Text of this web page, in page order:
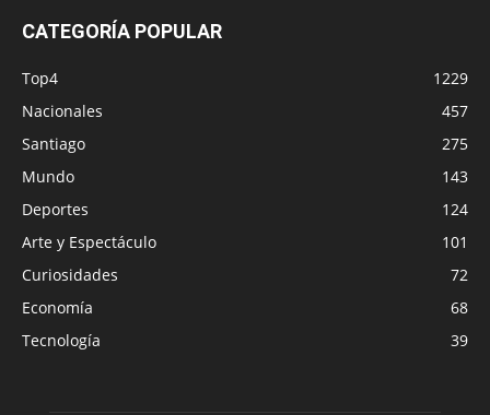
CATEGORÍA POPULAR
Top4
1229
Nacionales
457
Santiago
275
Mundo
143
Deportes
124
Arte y Espectáculo
101
Curiosidades
72
Economía
68
Tecnología
39